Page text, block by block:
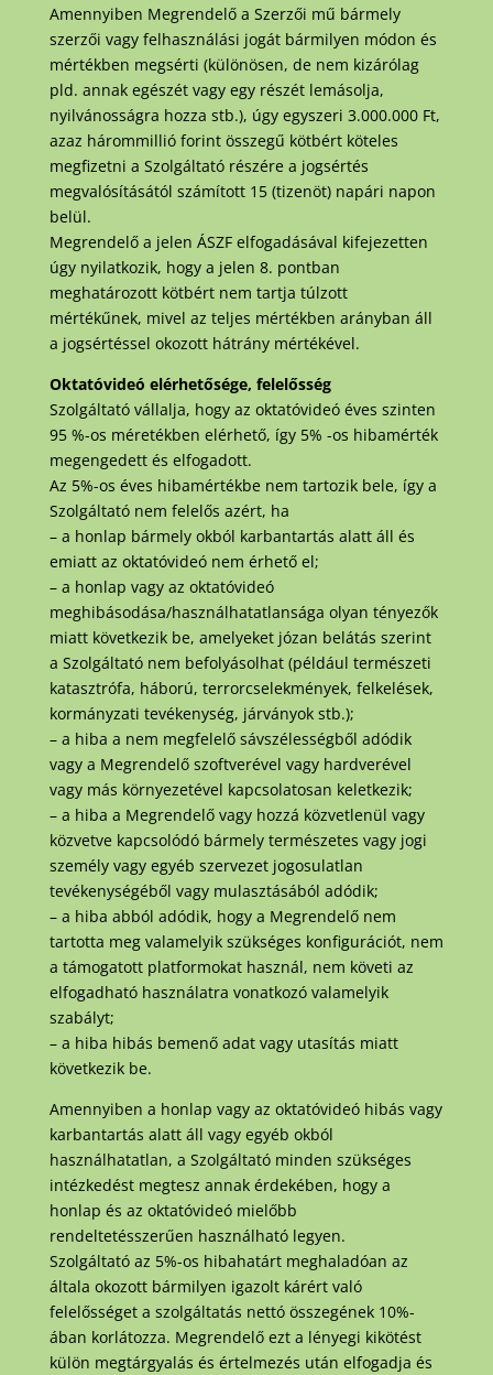
Amennyiben Megrendelő a Szerzői mű bármely
szerzői vagy felhasználási jogát bármilyen módon és
mértékben megsérti (különösen, de nem kizárólag
pld. annak egészét vagy egy részét lemásolja,
nyilvánosságra hozza stb.), úgy egyszeri 3.000.000 Ft,
azaz hárommillió forint összegű kötbért köteles
megfizetni a Szolgáltató részére a jogsértés
megvalósításától számított 15 (tizenöt) napári napon
belül.
Megrendelő a jelen ÁSZF elfogadásával kifejezetten
úgy nyilatkozik, hogy a jelen 8. pontban
meghatározott kötbért nem tartja túlzott
mértékűnek, mivel az teljes mértékben arányban áll
a jogsértéssel okozott hátrány mértékével.
Oktatóvideó elérhetősége, felelősség
Szolgáltató vállalja, hogy az oktatóvideó éves szinten
95 %-os méretékben elérhető, így 5% -os hibamérték
megengedett és elfogadott.
Az 5%-os éves hibamértékbe nem tartozik bele, így a
Szolgáltató nem felelős azért, ha
– a honlap bármely okból karbantartás alatt áll és
emiatt az oktatóvideó nem érhető el;
– a honlap vagy az oktatóvideó
meghibásodása/használhatatlansága olyan tényezők
miatt következik be, amelyeket józan belátás szerint
a Szolgáltató nem befolyásolhat (például természeti
katasztrófa, háború, terrorcselekmények, felkelések,
kormányzati tevékenység, járványok stb.);
– a hiba a nem megfelelő sávszélességből adódik
vagy a Megrendelő szoftverével vagy hardverével
vagy más környezetével kapcsolatosan keletkezik;
– a hiba a Megrendelő vagy hozzá közvetlenül vagy
közvetve kapcsolódó bármely természetes vagy jogi
személy vagy egyéb szervezet jogosulatlan
tevékenységéből vagy mulasztásából adódik;
– a hiba abból adódik, hogy a Megrendelő nem
tartotta meg valamelyik szükséges konfigurációt, nem
a támogatott platformokat használ, nem követi az
elfogadható használatra vonatkozó valamelyik
szabályt;
– a hiba hibás bemenő adat vagy utasítás miatt
következik be.
Amennyiben a honlap vagy az oktatóvideó hibás vagy
karbantartás alatt áll vagy egyéb okból
használhatatlan, a Szolgáltató minden szükséges
intézkedést megtesz annak érdekében, hogy a
honlap és az oktatóvideó mielőbb
rendeltetésszerűen használható legyen.
Szolgáltató az 5%-os hibahatárt meghaladóan az
általa okozott bármilyen igazolt kárért való
felelősséget a szolgáltatás nettó összegének 10%-
ában korlátozza. Megrendelő ezt a lényegi kikötést
külön megtárgyalás és értelmezés után elfogadja és